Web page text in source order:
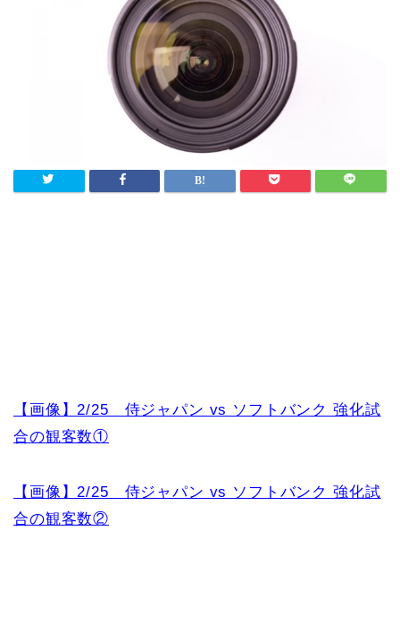
【画像】2/25 侍ジャパン vs ソフトバンク 強化試
合の観客数①
【画像】2/25 侍ジャパン vs ソフトバンク 強化試
合の観客数②